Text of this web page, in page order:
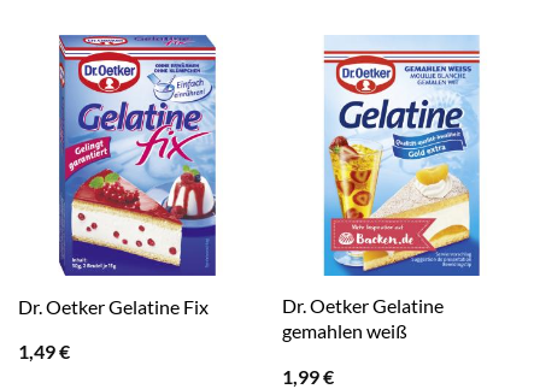
Dr. Oetker Gelatine Fix
1,49€
Dr. Oetker Gelatine
gemahlen weiß
1,99€